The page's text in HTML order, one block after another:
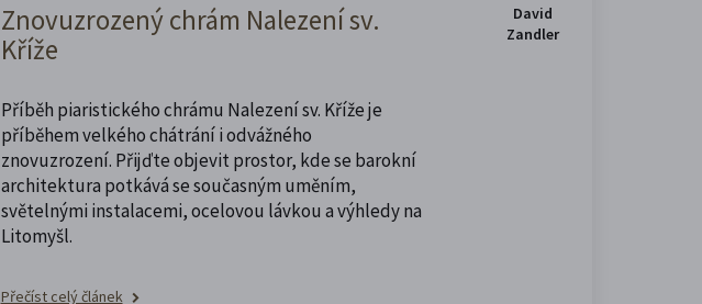
Znovuzrozený chrám Nalezení sv.
Kříže
Příběh piaristického chrámu Nalezení sv. Kříže je
příběhem velkého chátrání i odvážného
znovuzrození. Přijďte objevit prostor, kde se barokní
architektura potkává se současným uměním,
světelnými instalacemi, ocelovou lávkou a výhledy na
Litomyšl.
Přečíst celý článek
David
Zandler